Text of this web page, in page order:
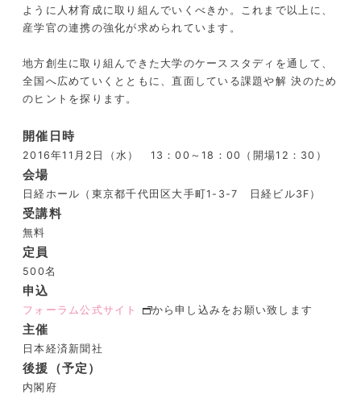
ように人材育成に取り組んでいくべきか。これまで以上に、
産学官の連携の強化が求められています。
地方創生に取り組んできた大学のケーススタディを通して、
全国へ広めていくとともに、直面している課題や解 決のため
のヒントを探ります。
開催日時
2016年11月2日（水） 13：00～18：00（開場12：30）
会場
日経ホール（東京都千代田区大手町1-3-7 日経ビル3F）
受講料
無料
定員
500名
申込
フォーラム公式サイト から申し込みをお願い致します
主催
日本経済新聞社
後援（予定）
内閣府